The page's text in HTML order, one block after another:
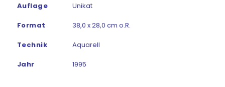
Auflage Unikat
Format 38,0 x 28,0 cm o.R.
Technik Aquarell
Jahr 1995